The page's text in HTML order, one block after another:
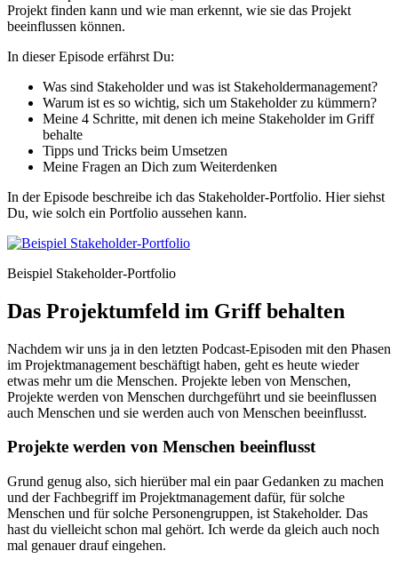
Projekt finden kann und wie man erkennt, wie sie das Projekt
beeinflussen können.
In dieser Episode erfährst Du:
Was sind Stakeholder und was ist Stakeholdermanagement?
Warum ist es so wichtig, sich um Stakeholder zu kümmern?
Meine 4 Schritte, mit denen ich meine Stakeholder im Griff
behalte
Tipps und Tricks beim Umsetzen
Meine Fragen an Dich zum Weiterdenken
In der Episode beschreibe ich das Stakeholder-Portfolio. Hier siehst
Du, wie solch ein Portfolio aussehen kann.
Beispiel Stakeholder-Portfolio
Das Projektumfeld im Griff behalten
Nachdem wir uns ja in den letzten Podcast-Episoden mit den Phasen
im Projektmanagement beschäftigt haben, geht es heute wieder
etwas mehr um die Menschen. Projekte leben von Menschen,
Projekte werden von Menschen durchgeführt und sie beeinflussen
auch Menschen und sie werden auch von Menschen beeinflusst.
Projekte werden von Menschen beeinflusst
Grund genug also, sich hierüber mal ein paar Gedanken zu machen
und der Fachbegriff im Projektmanagement dafür, für solche
Menschen und für solche Personengruppen, ist Stakeholder. Das
hast du vielleicht schon mal gehört. Ich werde da gleich auch noch
mal genauer drauf eingehen.